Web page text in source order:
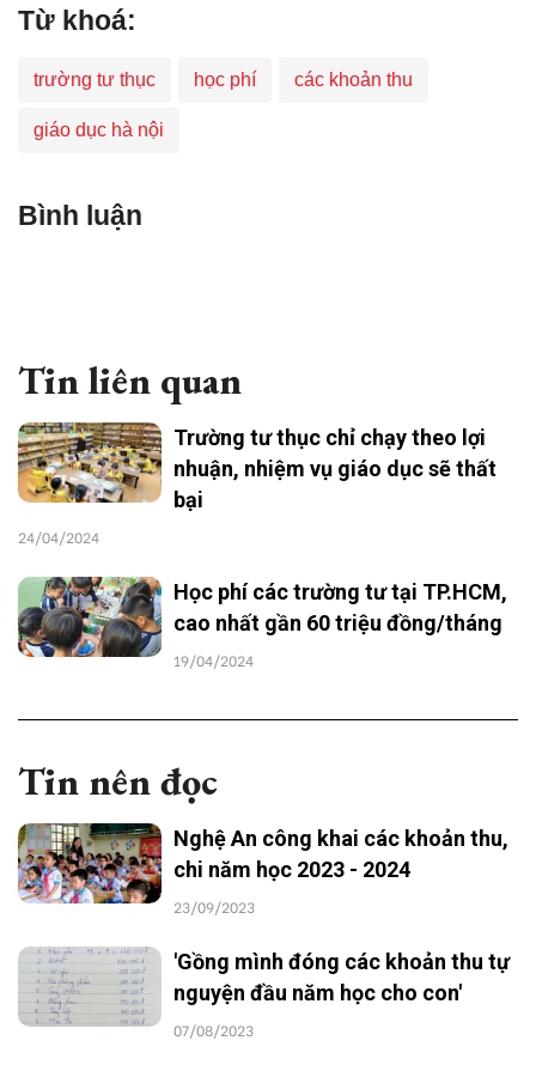
Từ khoá:
trường tư thục học phí các khoản thu
giáo dục hà nội
Bình luận
Tin liên quan
Trường tư thục chỉ chạy theo lợi
nhuận, nhiệm vụ giáo dục sẽ thất
bại
24/04/2024
Học phí các trường tư tại TP.HCM,
cao nhất gần 60 triệu đồng/tháng
19/04/2024
Tin nên đọc
Nghệ An công khai các khoản thu,
chi năm học 2023 - 2024
23/09/2023
'Gồng mình đóng các khoản thu tự
nguyện đầu năm học cho con'
07/08/2023